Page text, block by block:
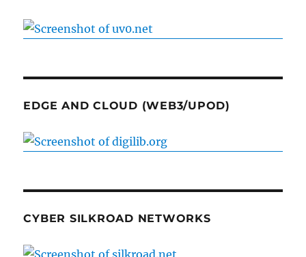
EDGE AND CLOUD (WEB3/UPOD)
CYBER SILKROAD NETWORKS